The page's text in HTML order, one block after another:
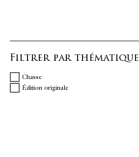
Filtrer par thématique
Chasse
Édition originale